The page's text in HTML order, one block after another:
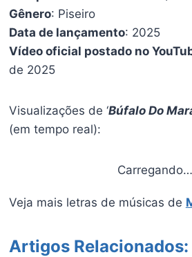
Gênero: Piseiro
Data de lançamento: 2025
Vídeo oficial postado no
de 2025
Visualizações de ‘Búfalo Do
(em tempo real):
Carregando…
Veja mais letras de músicas de
Artigos Relacionados: